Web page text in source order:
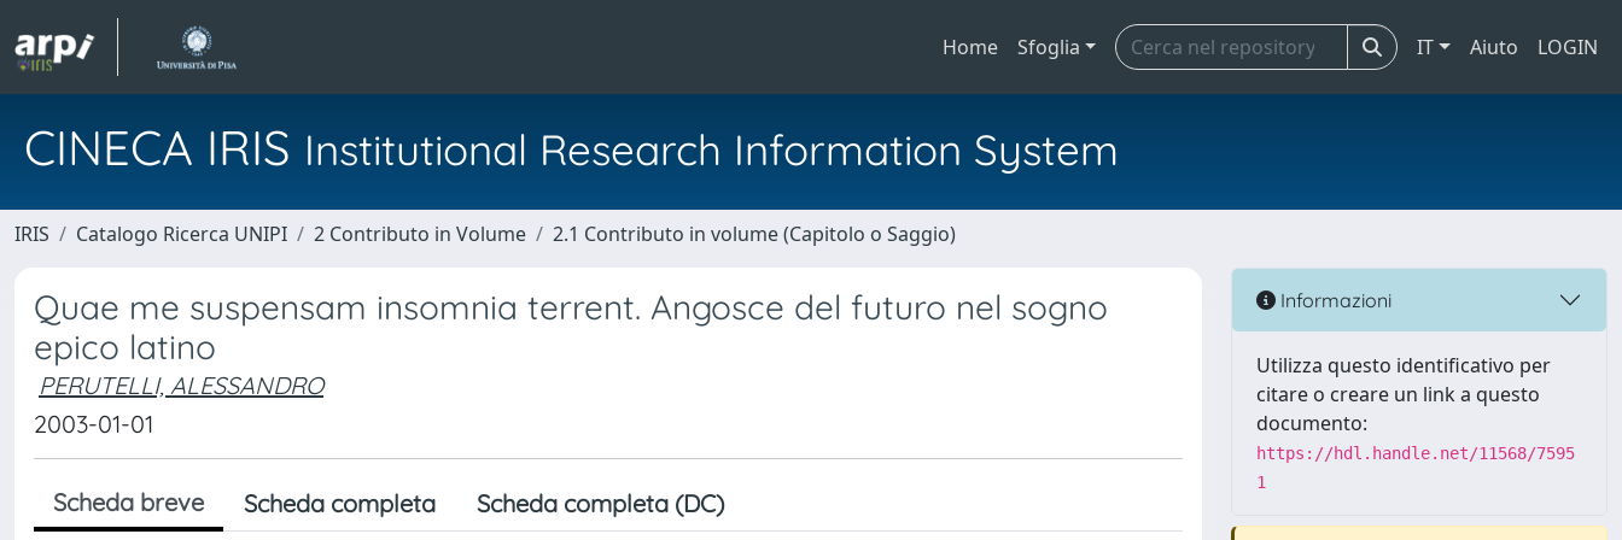
Home Sfoglia IT Aiuto LOGIN
CINECA IRIS Institutional Research Information System
IRIS Catalogo Ricerca UNIPI 2 Contributo in Volume 2.1 Contributo in volume (Capitolo o Saggio)
Quae me suspensam insomnia terrent. Angosce del futuro nel sogno
epico latino
PERUTELLI, ALESSANDRO
2003-01-01
Scheda breve Scheda completa Scheda completa (DC)
Informazioni
Utilizza questo identificativo per
citare o creare un link a questo
documento:
https://hdl.handle.net/11568/7595
1